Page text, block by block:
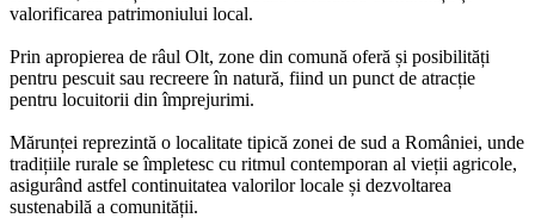
valorificarea patrimoniului local.
Prin apropierea de râul Olt, zone din comună oferă și posibilități
pentru pescuit sau recreere în natură, fiind un punct de atracție
pentru locuitorii din împrejurimi.
Mărunței reprezintă o localitate tipică zonei de sud a României, unde
tradițiile rurale se împletesc cu ritmul contemporan al vieții agricole,
asigurând astfel continuitatea valorilor locale și dezvoltarea
sustenabilă a comunității.